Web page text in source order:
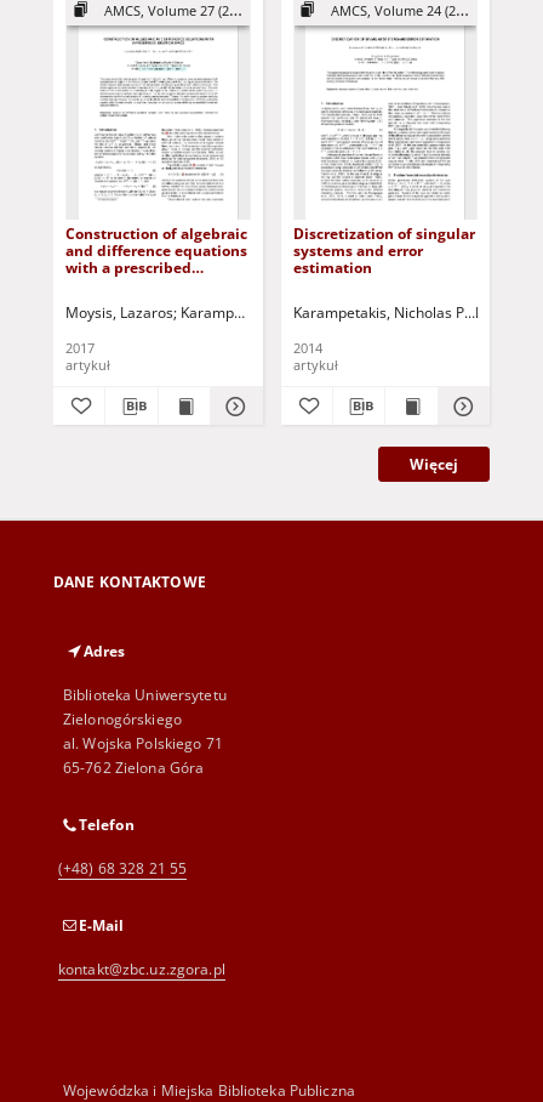
AMCS, Volume 27 (2017)
Construction of algebraic
and difference equations
with a prescribed
Moysis, Lazaros Karampetakis, Nicholas P. Korbicz, Józef (1951- ) -
2017
artykuł
AMCS, Volume 24 (2014)
Discretization of singular
systems and error
estimation
Karampetakis, Nicholas P.
2014
artykuł
Więcej
DANE KONTAKTOWE
Adres
Biblioteka Uniwersytetu
Zielonogórskiego
al. Wojska Polskiego 71
65-762 Zielona Góra
Telefon
(+48) 68 328 21 55
E-Mail
kontakt@zbc.uz.zgora.pl
Wojewódzka i Miejska Biblioteka Publiczna